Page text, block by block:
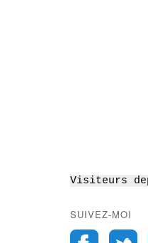
Visiteurs
SUIVEZ-MOI